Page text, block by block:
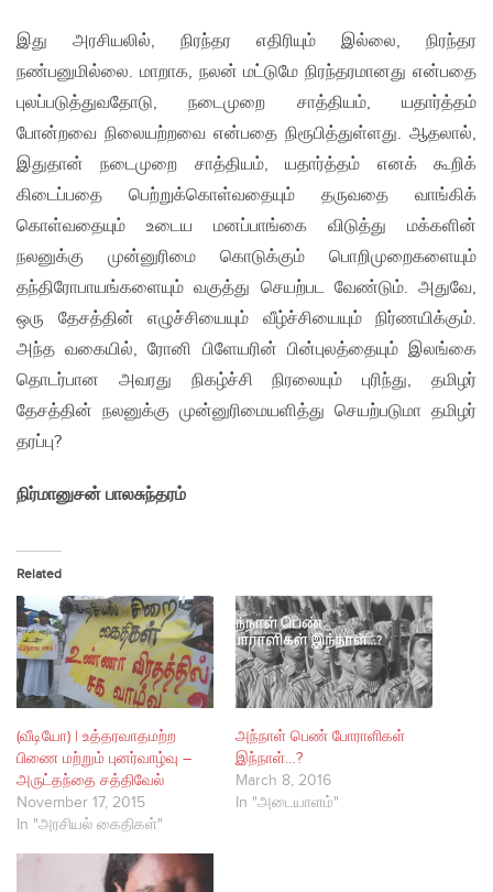
இது அரசியலில், நிரந்தர எதிரியும் இல்லை, நிரந்தர
நண்பனுமில்லை. மாறாக, நலன் மட்டுமே நிரந்தரமானது என்பதை
புலப்படுத்துவதோடு, நடைமுறை சாத்தியம், யதார்த்தம்
போன்றவை நிலையற்றவை என்பதை நிரூபித்துள்ளது. ஆதலால்,
இதுதான் நடைமுறை சாத்தியம், யதார்த்தம் எனக் கூறிக்
கிடைப்பதை பெற்றுக்கொள்வதையும் தருவதை வாங்கிக்
கொள்வதையும் உடைய மனப்பாங்கை விடுத்து மக்களின்
நலனுக்கு முன்னுரிமை கொடுக்கும் பொறிமுறைகளையும்
தந்திரோபாயங்களையும் வகுத்து செயற்பட வேண்டும். அதுவே,
ஒரு தேசத்தின் எழுச்சியையும் வீழ்ச்சியையும் நிர்ணயிக்கும்.
அந்த வகையில், ரோனி பிளேயரின் பின்புலத்தையும் இலங்கை
தொடர்பான அவரது நிகழ்ச்சி நிரலையும் புரிந்து, தமிழர்
தேசத்தின் நலனுக்கு முன்னுரிமையளித்து செயற்படுமா தமிழர்
தரப்பு?
நிர்மானுசன் பாலசுந்தரம்
Related
(வீடியோ) | உத்தரவாதமற்ற
பிணை மற்றும் புனர்வாழ்வு –
அருட்தந்தை சத்திவேல்
November 17, 2015
In "அரசியல் கைதிகள்"
அந்நாள் பெண் போராளிகள்
இந்நாள்…?
March 8, 2016
In "அடையாளம்"